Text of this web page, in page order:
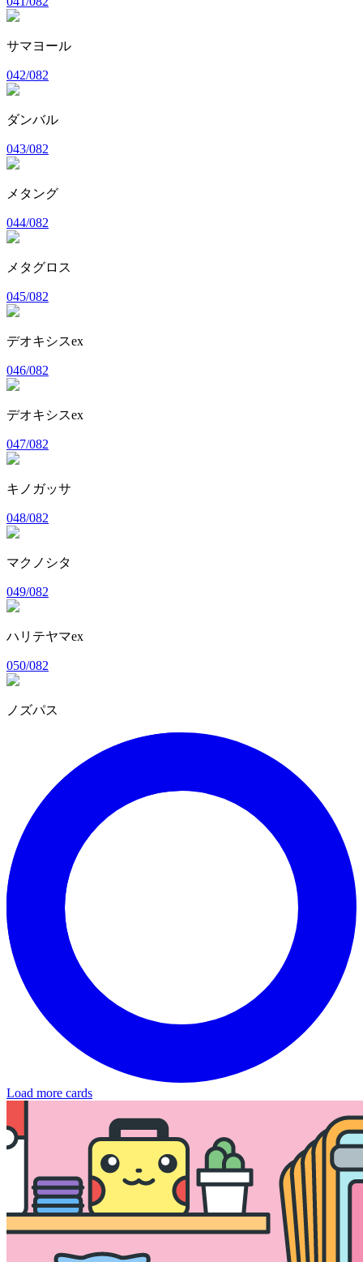
サマヨール
042/082
ダンバル
043/082
メタング
044/082
メタグロス
045/082
デオキシスex
046/082
デオキシスex
047/082
キノガッサ
048/082
マクノシタ
049/082
ハリテヤマex
050/082
ノズパス
Load more cards